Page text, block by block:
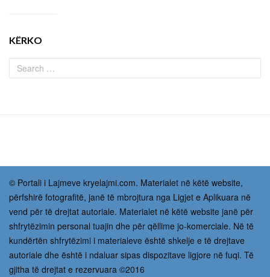
KËRKO
© Portali i Lajmeve kryelajmi.com. Materialet në këtë website,
përfshirë fotografitë, janë të mbrojtura nga Ligjet e Aplikuara në
vend për të drejtat autoriale. Materialet në këtë website janë për
shfrytëzimin personal tuajin dhe për qëllime jo-komerciale. Në të
kundërtën shfrytëzimi i materialeve është shkelje e të drejtave
autoriale dhe është i ndaluar sipas dispozitave ligjore në fuqi. Të
gjitha të drejtat e rezervuara ©2016